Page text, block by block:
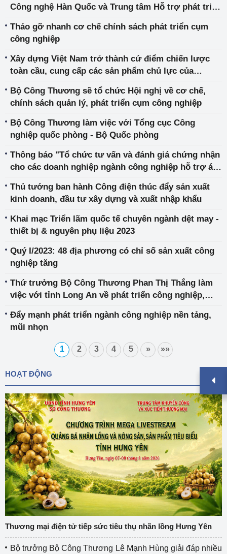
Công nghệ Hàn Quốc và Trung tâm Hỗ trợ phát triển
Tháo gỡ nhanh cơ chế chính sách phát triển cụm
công nghiệp
Xây dựng Việt Nam trở thành cứ điểm chiến lược
toàn cầu, cung cấp các sản phẩm chủ lực của
Bộ Công Thương sẽ tổ chức Hội nghị về cơ chế,
chính sách quản lý, phát triển cụm công nghiệp
Bộ Công Thương làm việc với Tổng cục Công
nghiệp quốc phòng - Bộ Quốc phòng
Thông báo "Tổ chức tư vấn và đánh giá chứng nhận
cho các doanh nghiệp ngành công nghiệp hỗ trợ áp
ISO 9001, ISO 14001” năm 2023
Thủ tướng ban hành Công điện thúc đẩy sản xuất
kinh doanh, đầu tư xây dựng và xuất nhập khẩu
Khai mạc Triển lãm quốc tế chuyên ngành dệt may -
thiết bị & nguyên phụ liệu 2023
Quý I/2023: 48 địa phương có chỉ số sản xuất công
nghiệp tăng
Thứ trưởng Bộ Công Thương Phan Thị Thắng làm
việc với tỉnh Long An về phát triển công nghiệp,
Đẩy mạnh phát triển ngành công nghiệp nền tảng,
mũi nhọn
1 2 3 4 5 » »»
HOẠT ĐỘNG
Thương mại điện tử tiếp sức tiêu thụ nhãn lồng Hưng Yên
Bộ trưởng Bộ Công Thương Lê Mạnh Hùng giải đáp nhiều